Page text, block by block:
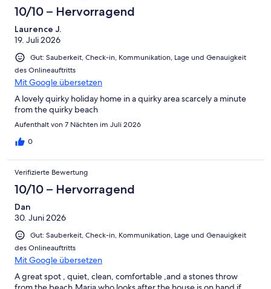
10/10 – Hervorragend
Laurence J.
19. Juli 2026
Gut: Sauberkeit, Check-in, Kommunikation, Lage und Genauigkeit
des Onlineauftritts
Mit Google übersetzen
A lovely quirky holiday home in a quirky area scarcely a minute
from the quirky beach
Aufenthalt von 7 Nächten im Juli 2026
0
Verifizierte Bewertung
10/10 – Hervorragend
Dan
30. Juni 2026
Gut: Sauberkeit, Check-in, Kommunikation, Lage und Genauigkeit
des Onlineauftritts
Mit Google übersetzen
A great spot , quiet, clean, comfortable ,and a stones throw